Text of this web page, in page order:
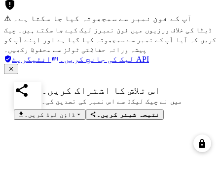
⚠️ آپ کے فون نمبر سے سمجھوتہ کیا جا سکتا ہے۔
ڈیٹا کی خلاف ورزیوں میں فون نمبرز لیک کیے جا سکتے ہیں۔ چیک
کریں کہ آیا آپ کے نمبر سے سمجھوتہ کیا گیا ہے اور اپنے آپ کو
پیشہ ورانہ حفاظتی ٹولز سے محفوظ رکھیں۔
لیک کی جانچ کریں۔ انٹیگریٹ API
اس تلاش کا اشتراک کریں۔
میں نے چیک لیکڈ سے اس نمبر کی تصدیق کی۔
ڈاؤن لوڈ کریں۔
نتیجہ شیئر کریں۔